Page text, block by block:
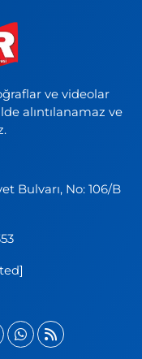
ve videolar
alıntılanamaz ve
Bulvarı, No: 106/B